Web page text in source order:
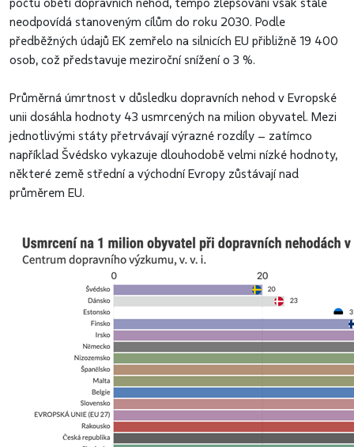
počtu obětí dopravních nehod, tempo zlepšování však stále
neodpovídá stanoveným cílům do roku 2030. Podle
předběžných údajů EK zemřelo na silnicích EU přibližně 19 400
osob, což představuje meziroční snížení o 3 %.
Průměrná úmrtnost v důsledku dopravních nehod v Evropské
unii dosáhla hodnoty 43 usmrcených na milion obyvatel. Mezi
jednotlivými státy přetrvávají výrazné rozdíly – zatímco
například Švédsko vykazuje dlouhodobě velmi nízké hodnoty,
některé země střední a východní Evropy zůstávají nad
průměrem EU.